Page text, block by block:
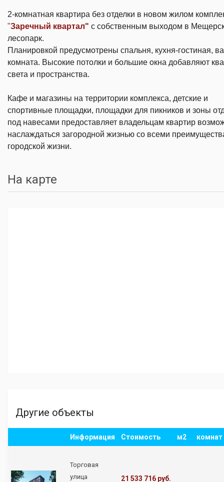
2-комнатная квартира без отделки в новом жилом
"Заречный квартал" с собственным выходом в
лесопарк.
Планировкой предусмотрены спальня, кухня-гостиная,
комната. Высокие потолки и большие окна добавляют
света и пространства.
Кафе и магазины на территории комплекса, детские и
спортивные площадки, площадки для пикников и зоны
под навесами предоставляет владельцам квартир
наслаждаться загородной жизнью со всеми
городской жизни.
На карте
Другие объекты
Информация Стоимость м2 комнат
Торговая
улица
21 533 716 руб.